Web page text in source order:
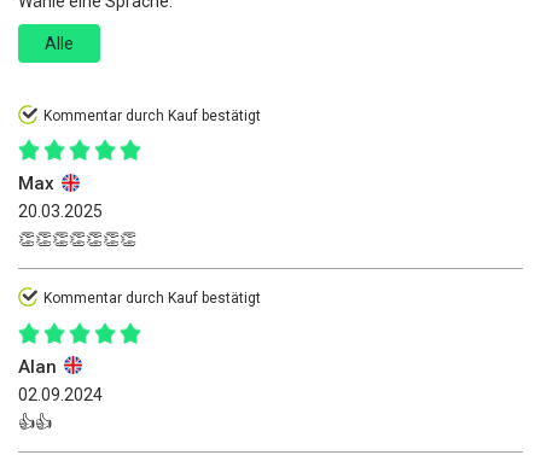
Alle
Kommentar durch Kauf bestätigt
Max
20.03.2025
👏👏👏👏👏👏👏
Kommentar durch Kauf bestätigt
Alan
02.09.2024
👍👍